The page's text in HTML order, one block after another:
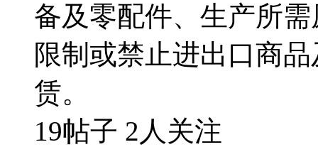
备及零配件、生产所
限制或禁止进出口商
赁。
19帖子 2人关注